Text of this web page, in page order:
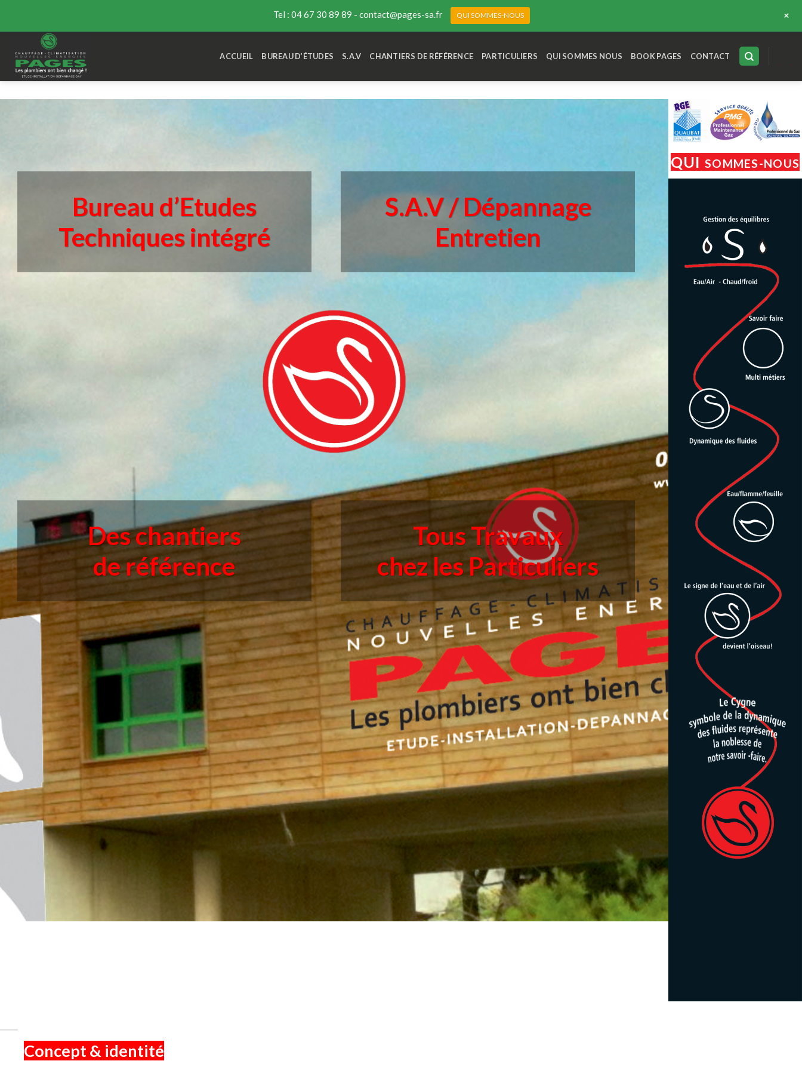
content
ACCUEIL BUREAU D’ÉTUDES S.A.V CHANTIERS DE RÉFÉRENCE PARTICULIERS QUI SOMMES NOUS BOOK PAGES CONTACT
Tous Travaux
chez les Particuliers
Des chantiers
de référence
S.A.V /Dépannage
Entretien
Bureau d’Etudes
Techniques intégré
QUI SOMMES-NOUS
Concept & identité
Tel : 04 67 30 89 89 - contact@pages-sa.fr QUI SOMMES-NOUS +